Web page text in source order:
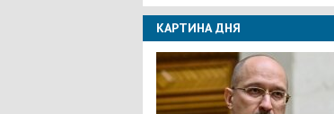
КАРТИНА ДНЯ